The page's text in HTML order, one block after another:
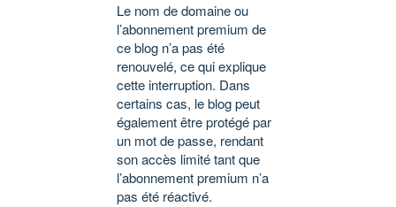
Le nom de domaine ou
l’abonnement premium de
ce blog n’a pas été
renouvelé, ce qui explique
cette interruption. Dans
certains cas, le blog peut
également être protégé par
un mot de passe, rendant
son accès limité tant que
l’abonnement premium n’a
pas été réactivé.